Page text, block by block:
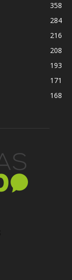
358
284
216
208
193
171
168